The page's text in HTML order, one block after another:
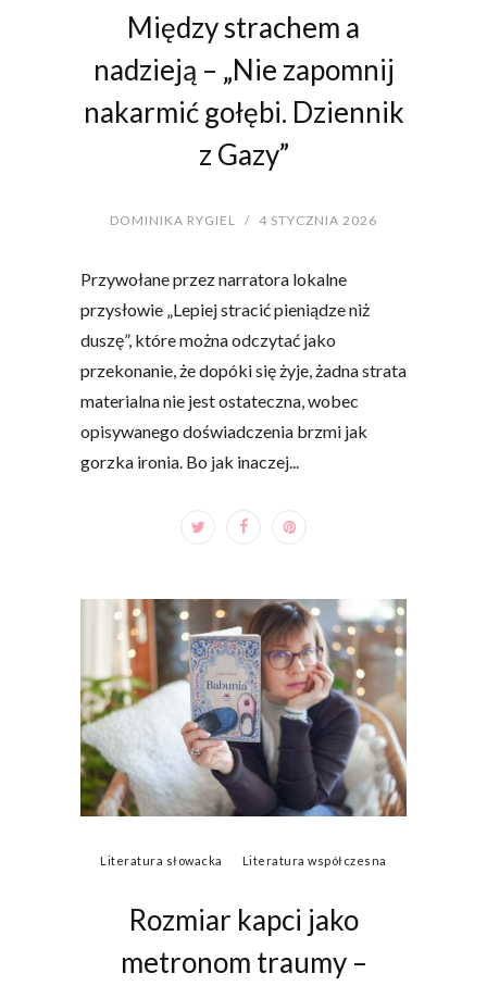
Między strachem a
nadzieją – „Nie zapomnij
nakarmić gołębi. Dziennik
z Gazy”
DOMINIKA RYGIEL / 4 STYCZNIA 2026
Przywołane przez narratora lokalne
przysłowie „Lepiej stracić pieniądze niż
duszę”, które można odczytać jako
przekonanie, że dopóki się żyje, żadna strata
materialna nie jest ostateczna, wobec
opisywanego doświadczenia brzmi jak
gorzka ironia. Bo jak inaczej...
Literatura słowacka Literatura współczesna
Rozmiar kapci jako
metronom traumy –